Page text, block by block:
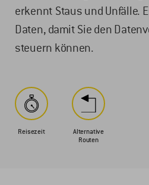
erkennt Staus und Unfälle.
Daten, damit Sie den
steuern können.
Reisezeit
Alternative
Routen